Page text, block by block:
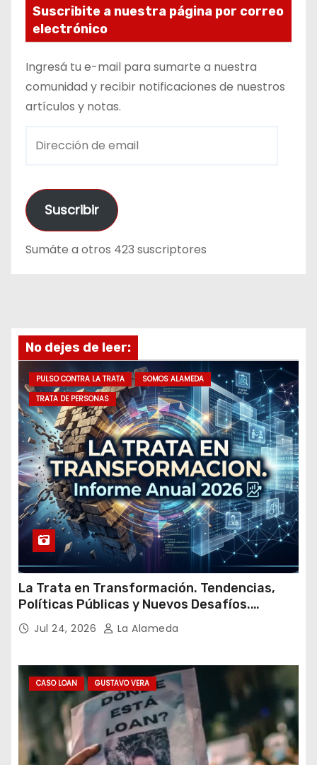
Suscribite a nuestra página por correo
electrónico
Ingresá tu e-mail para sumarte a nuestra
comunidad y recibir notificaciones de nuestros
artículos y notas.
e
c
i
e
e
m
a
i
Suscribir
Sumáte a otros 423 suscriptores
No dejes de leer:
PULSO CONTRA LA TRATA
SOMOS ALAMEDA
TRATA DE PERSONAS
La Trata en Transformación. Tendencias,
Políticas Públicas y Nuevos Desafíos.
Argentina y el Mundo – Julio 2026
Jul 24, 2026 La Alameda
CASO LOAN GUSTAVO VERA